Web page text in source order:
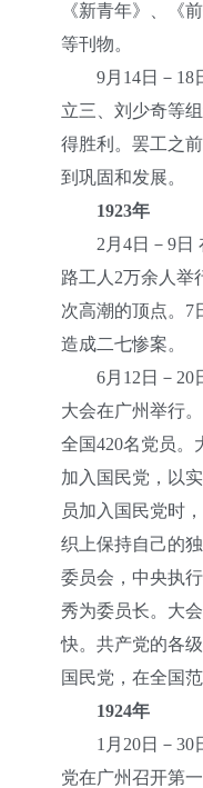
《新青年》、《
等刊物。
9月14日－18
立三、刘少奇等
得胜利。罢工之
到巩固和发展。
1923年
2月4日－9日
路工人2万余人举
次高潮的顶点。7
造成二七惨案。
6月12日－20
大会在广州举行
全国420名党员。
加入国民党，以
员加入国民党时
织上保持自己的
委员会，中央执
秀为委员长。大
快。共产党的各
国民党，在全国
1924年
1月20日－30
党在广州召开第